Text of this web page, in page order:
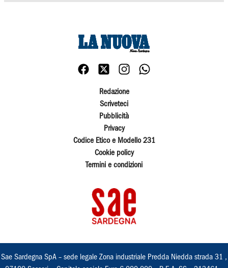
Redazione
Scriveteci
Pubblicità
Privacy
Codice Etico e Modello 231
Cookie policy
Termini e condizioni
Sae Sardegna SpA – sede legale Zona industriale Predda Niedda strada 31 ,